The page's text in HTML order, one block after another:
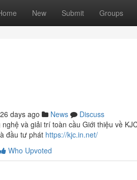
New Submit Groups
days ago News
Discuss
nghệ và giải trí toàn cầu Giới thiệu về
đầu tư phát https://kjc.in.net/
Who Upvoted